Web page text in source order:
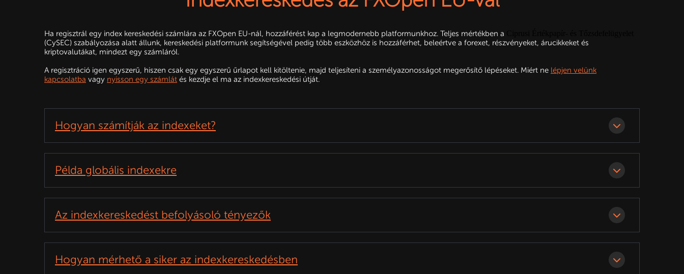
Ha regisztrál egy index kereskedési számlára az FXOpen EU-nál, hozzáférést kap a legmodernebb platformunkhoz. Teljes mértékben a
(CySEC) szabályozása alatt állunk, kereskedési platformunk segítségével pedig több eszközhöz is hozzáférhet, beleértve a forexet, részvényeket, árucikkeket és
kriptovalutákat, mindezt egy számláról.
A regisztráció igen egyszerű, hiszen csak egy egyszerű űrlapot kell kitöltenie, majd teljesíteni a személyazonosságot megerősítő lépéseket. Miért ne lépjen velünk
kapcsolatba vagy nyisson egy számlát és kezdje el ma az indexkereskedési útját.
Hogyan számítják az indexeket?
Példa globális indexekre
Az indexkereskedést befolyásoló tényezők
Hogyan mérhető a siker az indexkereskedésben